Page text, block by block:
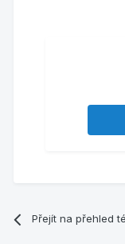
Přejít na přehled